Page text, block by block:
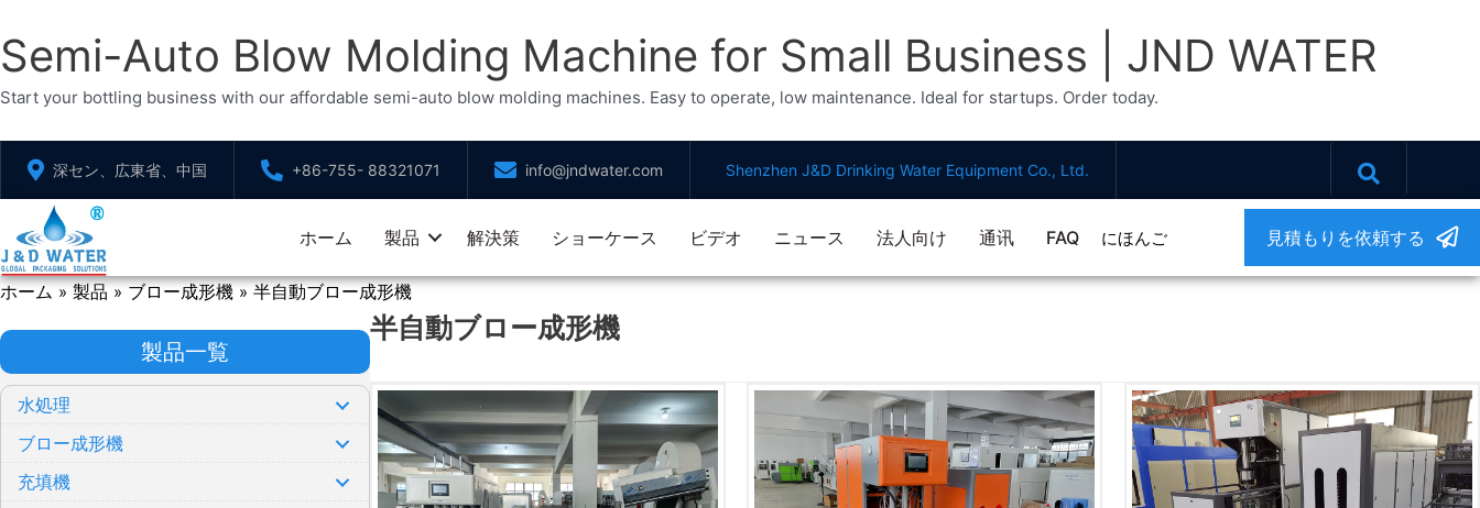
Semi-Auto Blow Molding Machine for Small Business | JND WATER
Start your bottling business with our affordable semi-auto blow molding machines. Easy to operate, low maintenance. Ideal for startups. Order today.
ツ
へ
ス
キ
ッ
深セン、広東省、中国 +86-755- 88321071 info@jndwater.com Shenzhen J&D Drinking Water Equipment Co., Ltd.
ホーム 製品 解決策 ショーケース ビデオ ニュース 法人向け 通讯 FAQ にほんご 見積もりを依頼する
ホーム » 製品 » ブロー成形機 » 半自動ブロー成形機
製品一覧
水処理
ブロー成形機
充填機
半自動ブロー成形機